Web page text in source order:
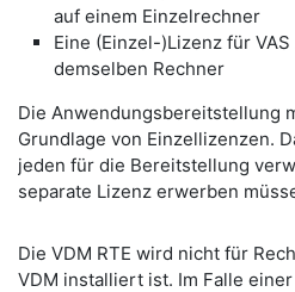
auf einem Einzelrechner
Eine (Einzel-)Lizenz für
demselben Rechner
Die Anwendungsbereitstellung
Grundlage von Einzellizenzen.
jeden für die Bereitstellung
separate Lizenz erwerben
Die VDM RTE wird nicht für
VDM installiert ist. Im Falle